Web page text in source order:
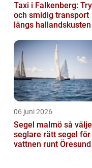
Taxi i Falkenberg:
och smidig transport
längs hallandskusten
06 juni 2026
Segel malmö så väljer
seglare rätt segel för
vattnen runt Öresund